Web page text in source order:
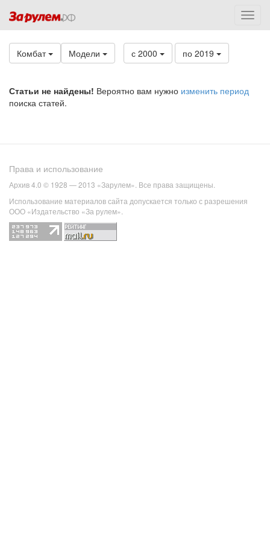
Комбат Модели с 2000 по 2019
Статьи не найдены! Вероятно вам нужно изменить период
поиска статей.
Права и использование
Архив 4.0 © 1928 — 2013 «Зарулем». Все права защищены.
Использование материалов сайта допускается только с разрешения
ООО «Издательство «За рулем».